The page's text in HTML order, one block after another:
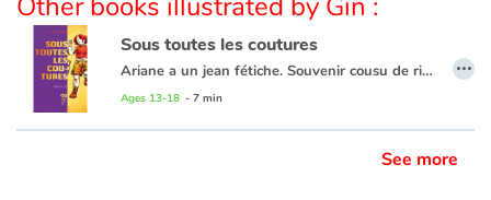
Sous toutes les coutures
Ariane a un jean fétiche. Souvenir cousu de rires d’une aprèm avec ses copines dans les cabines.
À lire en vis-à-vis avec
Ages 13-18 - 7 min
…
See more